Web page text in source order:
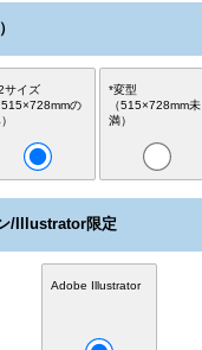
サイズ
515×728mmの
*変型
（515×728mm未
満）
/Illustrator限定
Adobe Illustrator